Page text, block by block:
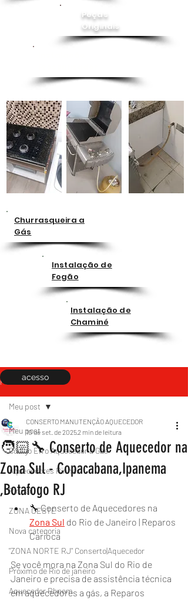
Peças
Originais
Churrasqueira a
Gás
Instalação de
Fogão
Instalação de
Chaminé
Post
Meu post
Código Erro Aquecedor a Gás
Aquecedores Rinnai
Rinnai
ZONA OESTE
Nova categoria
"ZONA NORTE RJ" Conserto|Aquecedor
Próximo de Rio de janeiro
Aquecedor Rheem
Meu post
🧑🏻‍🔧 Conserto de Aquecedor na
Zona Sul - Copacabana,Ipanema
,Botafogo RJ
CONSERTO MANUTENÇÃO AQUECEDOR
10 de set. de 20252 min de leitura
🔧 Conserto de Aquecedores na
Zona Sul do Rio de Janeiro | Reparos
Carioca
Se você mora na Zona Sul do Rio de
Janeiro e precisa de assistência técnica
em aquecedores a gás, a Reparos
acesso